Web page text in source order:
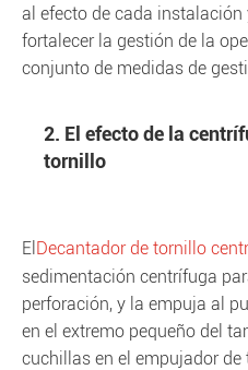
al efecto de cada instalación
fortalecer la gestión de la
conjunto de medidas de
2. El efecto de la
tornillo
El Decantador de tornillo
sedimentación centrífuga
perforación, y la empuja al
en el extremo pequeño del
cuchillas en el empujador